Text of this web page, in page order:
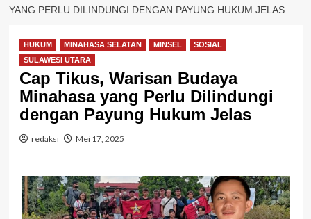
YANG PERLU DILINDUNGI DENGAN PAYUNG HUKUM JELAS
HUKUM MINAHASA SELATAN MINSEL
SOSIAL
SULAWESI UTARA
Cap Tikus, Warisan Budaya
Minahasa yang Perlu Dilindungi
dengan Payung Hukum Jelas
redaksi Mei 17, 2025